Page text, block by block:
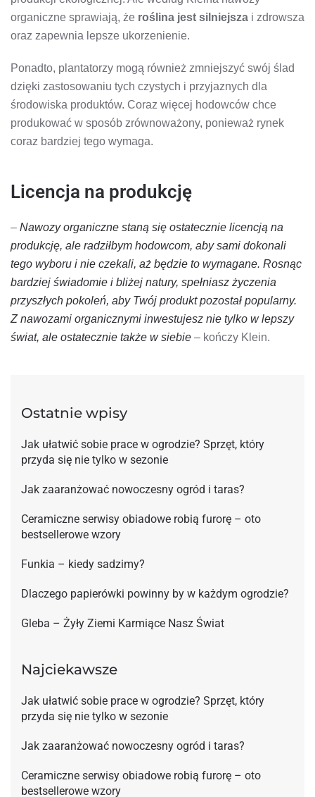
organiczne sprawiają, że roślina jest silniejsza i zdrowsza
oraz zapewnia lepsze ukorzenienie.
Ponadto, plantatorzy mogą również zmniejszyć swój ślad
dzięki zastosowaniu tych czystych i przyjaznych dla
środowiska produktów. Coraz więcej hodowców chce
produkować w sposób zrównoważony, ponieważ rynek
coraz bardziej tego wymaga.
Licencja na produkcję
– Nawozy organiczne staną się ostatecznie licencją na
produkcję, ale radziłbym hodowcom, aby sami dokonali
tego wyboru i nie czekali, aż będzie to wymagane. Rosnąc
bardziej świadomie i bliżej natury, spełniasz życzenia
przyszłych pokoleń, aby Twój produkt pozostał popularny.
Z nawozami organicznymi inwestujesz nie tylko w lepszy
świat, ale ostatecznie także w siebie – kończy Klein.
Ostatnie wpisy
Jak ułatwić sobie prace w ogrodzie? Sprzęt, który
przyda się nie tylko w sezonie
Jak zaaranżować nowoczesny ogród i taras?
Ceramiczne serwisy obiadowe robią furorę – oto
bestsellerowe wzory
Funkia – kiedy sadzimy?
Dlaczego papierówki powinny by w każdym ogrodzie?
Gleba – Żyły Ziemi Karmiące Nasz Świat
Najciekawsze
Jak ułatwić sobie prace w ogrodzie? Sprzęt, który
przyda się nie tylko w sezonie
Jak zaaranżować nowoczesny ogród i taras?
Ceramiczne serwisy obiadowe robią furorę – oto
bestsellerowe wzory